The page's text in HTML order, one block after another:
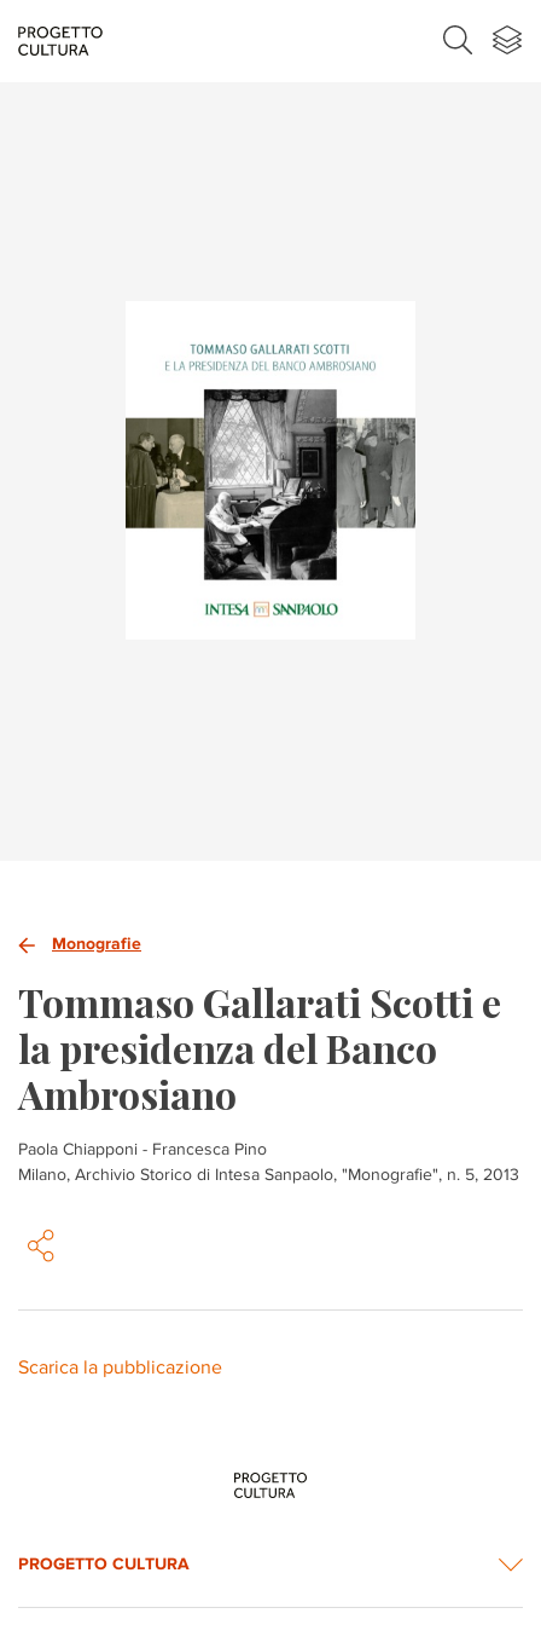
Monografie
Tommaso Gallarati Scotti e
la presidenza del Banco
Ambrosiano
Paola Chiapponi - Francesca Pino
Milano, Archivio Storico di Intesa Sanpaolo, "Monografie", n. 5, 2013
Scarica la pubblicazione
PROGETTO CULTURA